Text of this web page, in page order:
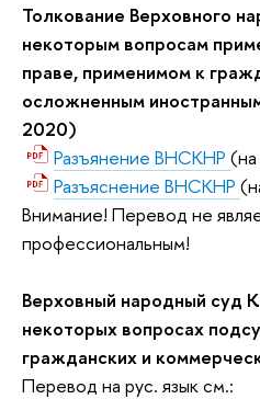
Толкование Верховного
некоторым вопросам
праве, применимом к
осложненным
2020)
Разъянение ВНСКНР (на
Разъяснение ВНСКНР
Внимание! Перевод не
профессиональным!
Верховный народный суд
некоторых вопросах
гражданских и
Перевод на рус. язык см.: